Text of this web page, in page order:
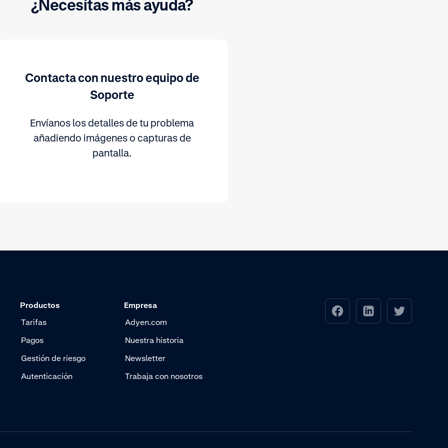
¿Necesitas más ayuda?
Contacta con nuestro equipo de
Soporte
Envíanos los detalles de tu problema
añadiendo imágenes o capturas de
pantalla.
Productos
Tarifas
Pagos
Gestión de riesgo
Autenticación
Empresa
Adyen.com
Nuestra historia
Newsletter
Trabaja con nosotros